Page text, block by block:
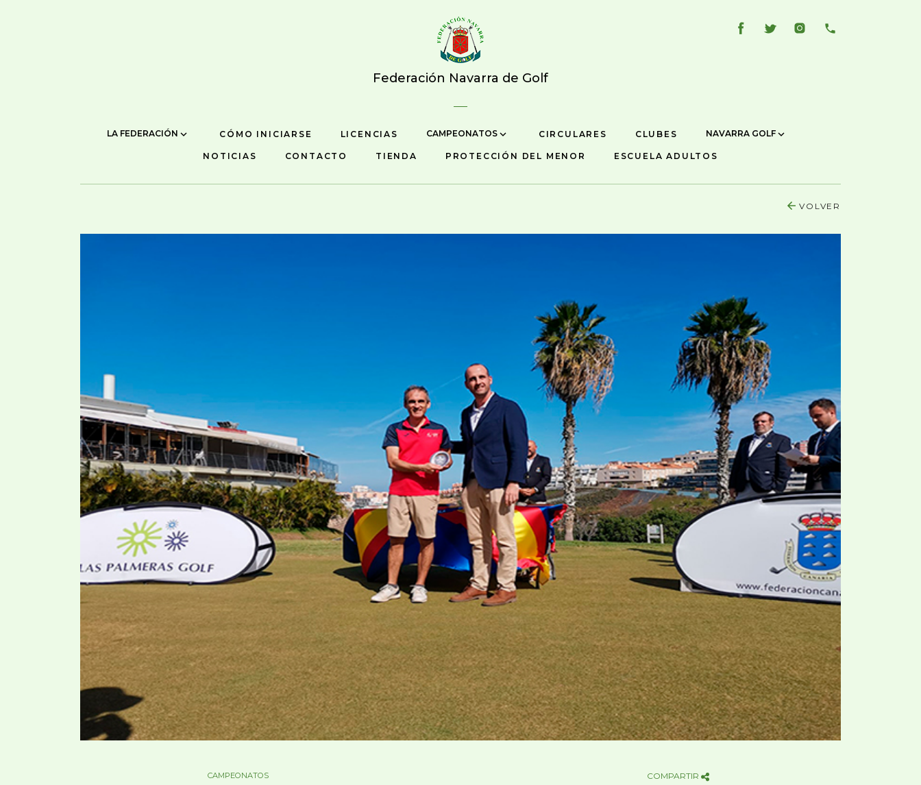
Federación Navarra de Golf
LA FEDERACIÓN CÓMO INICIARSE LICENCIAS CAMPEONATOS CIRCULARES CLUBES NAVARRA GOLF
NOTICIAS CONTACTO TIENDA PROTECCIÓN DEL MENOR ESCUELA ADULTOS
VOLVER
CAMPEONATOS COMPARTIR